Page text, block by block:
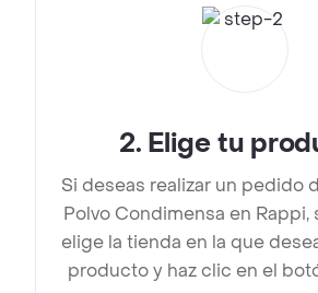
2. Elige tu
Si deseas realizar un pedido
Polvo Condimensa en
elige la tienda en la que
producto y haz clic en el